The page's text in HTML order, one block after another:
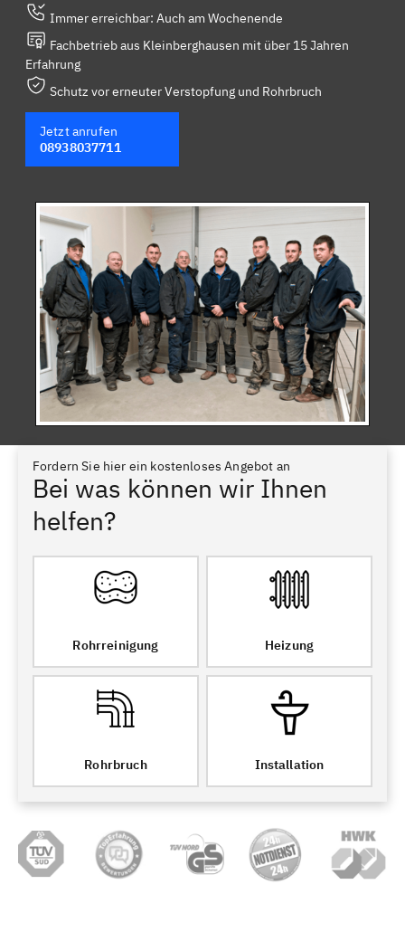
Immer erreichbar: Auch am Wochenende
Fachbetrieb aus Kleinberghausen mit über 15 Jahren
Erfahrung
Schutz vor erneuter Verstopfung und Rohrbruch
Jetzt anrufen
08938037711
Fordern Sie hier ein kostenloses Angebot an
Bei was können wir Ihnen
helfen?
Rohrreinigung Heizung
Rohrbruch Installation